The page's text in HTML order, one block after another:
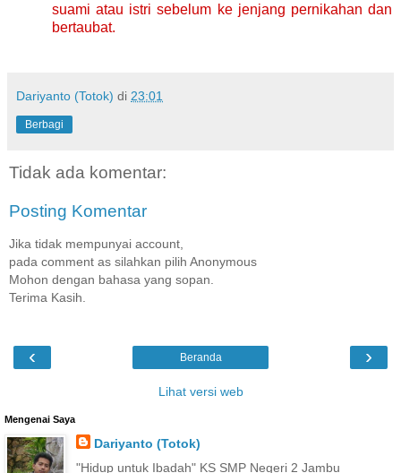
suami atau istri sebelum ke jenjang pernikahan dan
bertaubat.
Dariyanto (Totok) di 23:01
Berbagi
Tidak ada komentar:
Posting Komentar
Jika tidak mempunyai account,
pada comment as silahkan pilih Anonymous
Mohon dengan bahasa yang sopan.
Terima Kasih.
‹ ›
Beranda
Lihat versi web
Mengenai Saya
Dariyanto (Totok)
"Hidup untuk Ibadah" KS SMP Negeri 2 Jambu